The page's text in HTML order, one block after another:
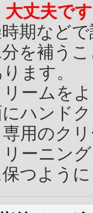
大丈夫で
期など
を補う
ます。
ームを
ハンド
専用のク
ーニン
つよう